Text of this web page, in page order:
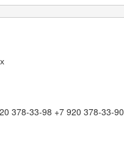
378-33-98 +7 920 378-33-90